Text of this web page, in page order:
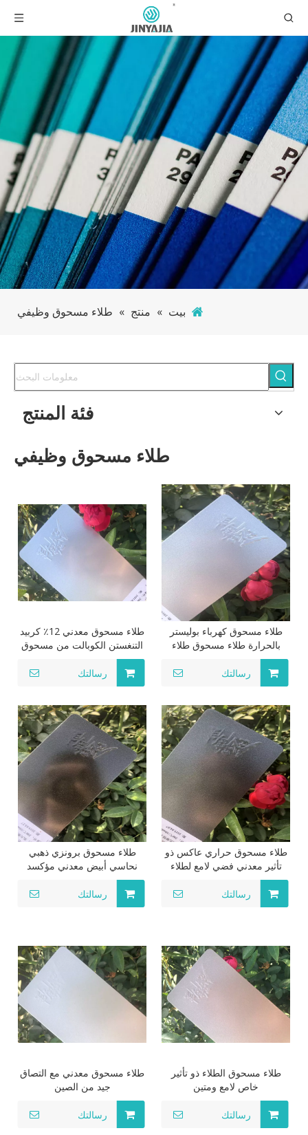
بيت » منتج » طلاء مسحوق وظيفي
فئة المنتج
طلاء مسحوق وظيفي
طلاء مسحوق كهرباء بوليستر
بالحرارة طلاء مسحوق طلاء
مسحوق معدني إيبوكسي
رسالتك
طلاء مسحوق معدني 12٪ كربيد
التنغستن الكوبالت من مسحوق
الرش الحراري لمسحوق الطلاء
بالرش Wc-12co
رسالتك
طلاء مسحوق حراري عاكس ذو
تأثير معدني فضي لامع لطلاء
رسالتك
طلاء مسحوق برونزي ذهبي
نحاسي أبيض معدني مؤكسد
رسالتك
طلاء مسحوق الطلاء ذو ​​تأثير
خاص لامع ومتين
رسالتك
طلاء مسحوق معدني مع التصاق
جيد من الصين
رسالتك